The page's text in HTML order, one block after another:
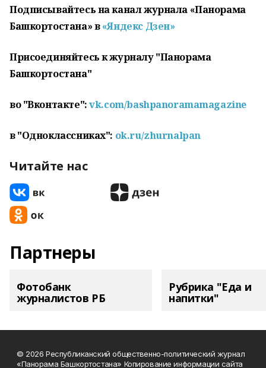
Подписывайтесь на канал журнала «Панорама
Башкортостана» в«Яндекс Дзен»
Присоединяйтесь к журналу "Панорама
Башкортостана"
во "Вконтакте":vk.com/bashpanoramamagazine
в "Одноклассниках": ok.ru/zhurnalpan
Читайте нас
Партнеры
Фотобанк
журналистов РБ
Рубрика "Еда и
напитки"
© 2026 Республиканский общественно-политический журнал
«Панорама Башкортостана» Копирование информации сайта